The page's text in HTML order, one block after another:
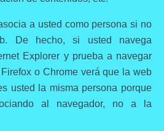
a usted como persona si no
De hecho, si usted navega
Explorer y prueba a navegar
o Chrome verá que la web
usted la misma persona porque
al navegador, no a la